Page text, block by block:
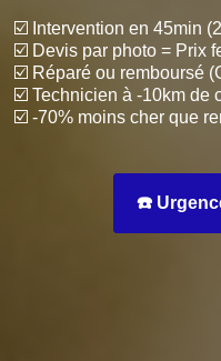
☑️ Intervention en 45min
☑️ Devis par photo = Prix
☑️ Réparé ou remboursé
☑️ Technicien à -10km de
☑️ -70% moins cher que
☎️